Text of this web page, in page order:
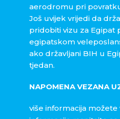
aerodromu pri
Još uvijek vrijedi da
pridobiti vizu za Egipat
egipatskom
ako državljani BIH u
tjedan.
NAPOMENA VEZANA
više informacija možete